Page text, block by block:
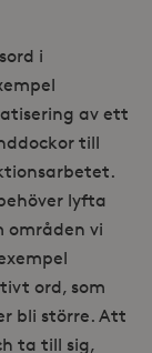
i
av ett
till
lyfta
områden vi
ord, som
bli större. Att
ta till sig,